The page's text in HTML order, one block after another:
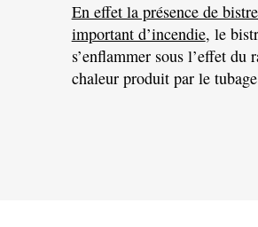
En effet la présence de
important d’incendie, le
s’enflammer sous l’effet du
chaleur produit par le